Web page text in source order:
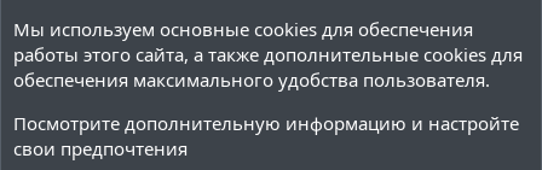
Мы используем основные cookies для обеспечения
работы этого сайта, а также дополнительные cookies для
обеспечения максимального удобства пользователя.
Посмотрите дополнительную информацию и настройте
свои предпочтения